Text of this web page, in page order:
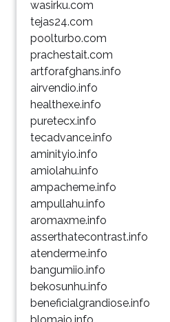
wasirku.com
tejas24.com
poolturbo.com
prachestait.com
artforafghans.info
airvendio.info
healthexe.info
puretecx.info
tecadvance.info
aminityio.info
amiolahu.info
ampacheme.info
ampullahu.info
aromaxme.info
asserthatecontrast.info
atenderme.info
bangumiio.info
bekosunhu.info
beneficialgrandiose.info